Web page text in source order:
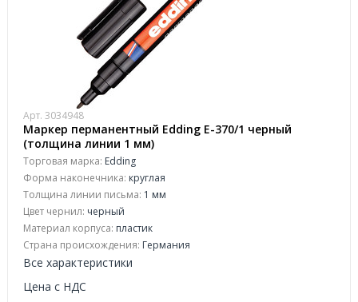
Арт. 3034948
Маркер перманентный Edding E-370/1 черный
(толщина линии 1 мм)
Торговая марка: Edding
Форма наконечника: круглая
Толщина линии письма: 1 мм
Цвет чернил: черный
Материал корпуса: пластик
Страна происхождения: Германия
Все характеристики
Цена с НДС